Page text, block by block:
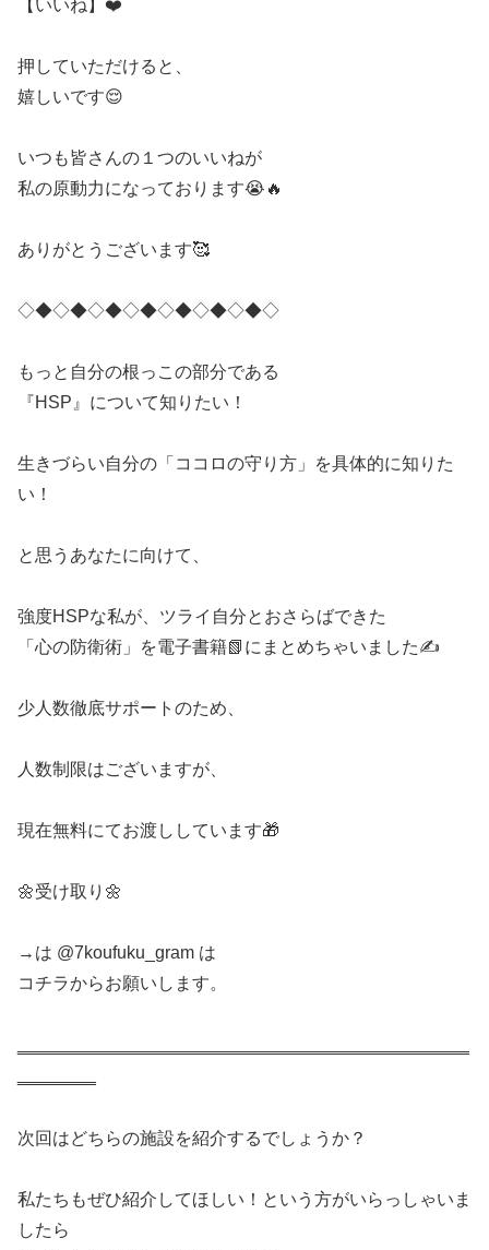
【いいね】❤️
押していただけると、
嬉しいです😌
いつも皆さんの１つのいいねが
私の原動力になっております😭🔥
ありがとうございます🥰
◇◆◇◆◇◆◇◆◇◆◇◆◇◆◇
もっと自分の根っこの部分である
『HSP』について知りたい！
生きづらい自分の「ココロの守り方」を具体的に知りた
い！
と思うあなたに向けて、
強度HSPな私が、ツライ自分とおさらばできた
「心の防衛術」を電子書籍📗にまとめちゃいました✍️
少人数徹底サポートのため、
人数制限はございますが、
現在無料にてお渡ししています🎁
🌼受け取り🌼
→は @7koufuku_gram は
コチラからお願いします。
次回はどちらの施設を紹介するでしょうか？
私たちもぜひ紹介してほしい！という方がいらっしゃいま
したら